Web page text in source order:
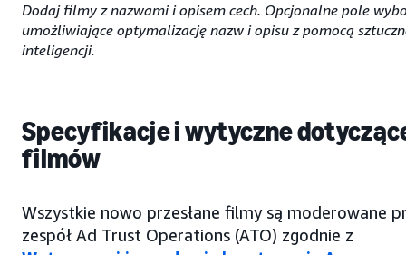
Dodaj filmy z nazwami i opisem cech. Opcjonalne pole
umożliwiające optymalizację nazw i opisu z pomocą
inteligencji.
Specyfikacje i wytyczne
filmów
Wszystkie nowo przesłane filmy są moderowane
zespół Ad Trust Operations (ATO) zgodnie z